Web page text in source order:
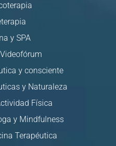
y SPA
y consciente
y Naturaleza
Física
y Mindfulness
Terapéutica